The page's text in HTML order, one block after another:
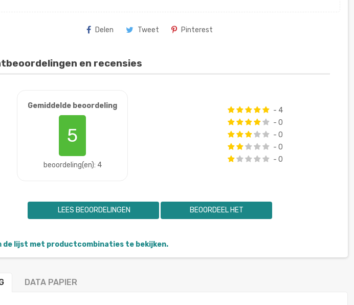
Delen Tweet Pinterest
en recensies
Gemiddelde beoordeling
5
beoordeling(en): 4
- 4
- 0
- 0
- 0
- 0
LEES BEOORDELINGEN BEOORDEEL HET
de lijst met productcombinaties te bekijken.
DATA PAPIER